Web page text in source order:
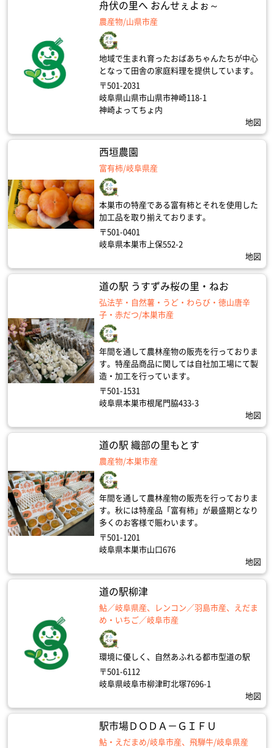
舟伏の里へ おんせぇよぉ～
農産物/山県市産
地域で生まれ育ったおばあちゃんたちが中心
となって田舎の家庭料理を提供しています。
〒501-2031
岐阜県山県市山県市神崎118-1
神崎よってちょ内
地図
西垣農園
富有柿/岐阜県産
本巣市の特産である富有柿とそれを使用した
加工品を取り揃えております。
〒501-0401
岐阜県本巣市上保552-2
地図
道の駅 うすずみ桜の里・ねお
弘法芋・自然薯・うど・わらび・徳山唐辛
子・赤だつ/本巣市産
年間を通して農林産物の販売を行っておりま
す。特産品商品に関しては自社加工場にて製
造・加工を行っています。
〒501-1531
岐阜県本巣市根尾門脇433-3
地図
道の駅 織部の里もとす
農産物/本巣市産
年間を通して農林産物の販売を行っておりま
す。秋には特産品「富有柿」が最盛期となり
多くのお客様で賑わいます。
〒501-1201
岐阜県本巣市山口676
地図
道の駅柳津
鮎／岐阜県産、レンコン／羽島市産、えだま
め・いちご／岐阜市産
環境に優しく、自然あふれる都市型道の駅
〒501-6112
岐阜県岐阜市柳津町北塚7696-1
地図
駅市場ＤＯＤＡ－ＧＩＦＵ
鮎・えだまめ/岐阜市産、飛騨牛/岐阜県産